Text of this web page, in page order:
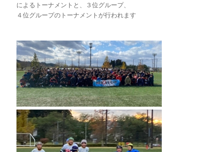
によるトーナメントと、３位グループ、
４位グループのトーナメントが行われます